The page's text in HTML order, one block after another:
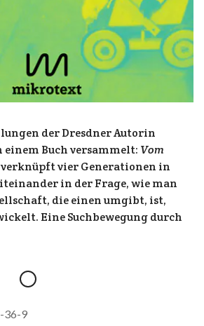
der Dresdner Autorin
Buch versammelt: Vom
verknüpft vier Generationen in
in der Frage, wie man
die einen umgibt, ist,
Eine Suchbewegung durch
36-9